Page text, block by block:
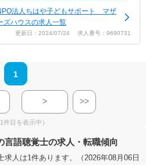
法人ちはや子どもサポート マザ
ズハウスの求人一覧
更新日：2024/07/24 求人番号：9690731
1
> >>
1件目を表示中）
言語聴覚士の求人・転職傾向
人は1件あります。（2026年08月06日